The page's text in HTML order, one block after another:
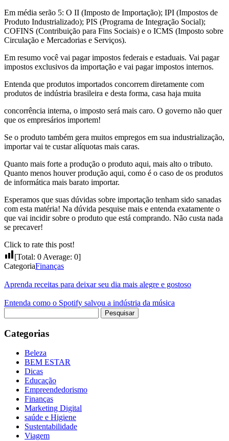
Em média serão 5: O II (Imposto de Importação); IPI (Impostos de
Produto Industrializado); PIS (Programa de Integração Social);
COFINS (Contribuição para Fins Sociais) e o ICMS (Imposto sobre
Circulação e Mercadorias e Serviços).
Em resumo você vai pagar impostos federais e estaduais. Vai pagar
impostos exclusivos da importação e vai pagar impostos internos.
Entenda que produtos importados concorrem diretamente com
produtos de indústria brasileira e desta forma, casa haja muita
concorrência interna, o imposto será mais caro. O governo não quer
que os empresários importem!
Se o produto também gera muitos empregos em sua industrialização,
importar vai te custar alíquotas mais caras.
Quanto mais forte a produção o produto aqui, mais alto o tributo.
Quanto menos houver produção aqui, como é o caso de os produtos
de informática mais barato importar.
Esperamos que suas dúvidas sobre importação tenham sido sanadas
com esta matéria! Na dúvida pesquise mais e entenda exatamente o
que vai incidir sobre o produto que está comprando. Não custa nada
se precaver!
Click to rate this post!
[Total: 0 Average: 0]
CategoriaFinanças
Aprenda receitas para deixar seu dia mais alegre e gostoso
Entenda como o Spotify salvou a indústria da música
por:
Categorias
Beleza
BEM ESTAR
Dicas
Educação
Empreendedorismo
Finanças
Marketing Digital
saúde e Higiene
Sustentabilidade
Viagem